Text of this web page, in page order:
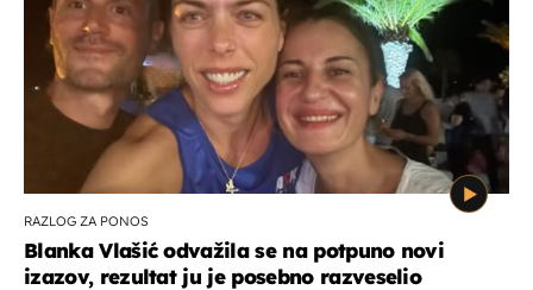
RAZLOG ZA PONOS
Blanka Vlašić odvažila se na potpuno novi
izazov, rezultat ju je posebno razveselio